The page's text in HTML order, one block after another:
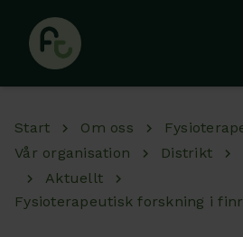
Start Om oss
Vår organisation
Distrikt
Aktuellt
Fysioterapeutisk forskning i